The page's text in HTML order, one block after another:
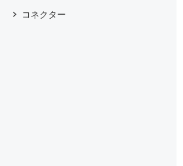
コネクター